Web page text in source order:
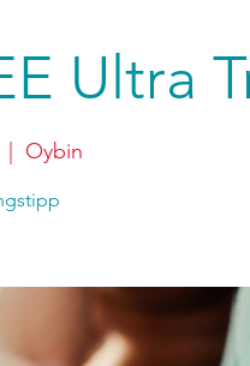
Ultra
Oybin